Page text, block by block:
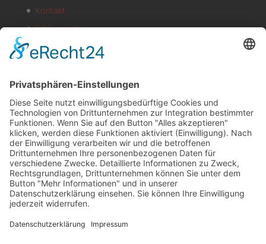
Kontakt
Schlagworte
Impressum
Copyright
HOSTING